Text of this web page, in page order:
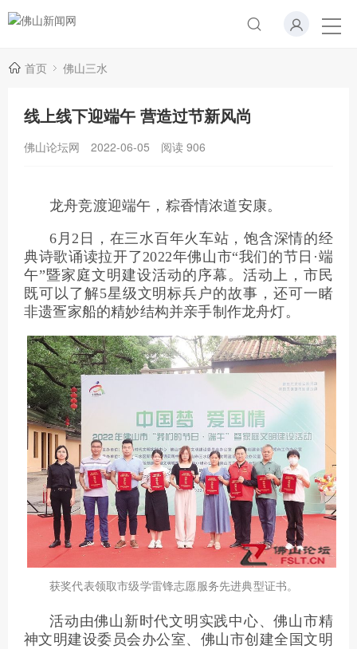
首页 佛山三水
线上线下迎端午 营造过节新风尚
佛山论坛网 2022-06-05 阅读 906
龙舟竞渡迎端午，粽香情浓道安康。
6月2日，在三水百年火车站，饱含深情的经
典诗歌诵读拉开了2022年佛山市“我们的节日·端
午”暨家庭文明建设活动的序幕。活动上，市民
既可以了解5星级文明标兵户的故事，还可一睹
非遗疍家船的精妙结构并亲手制作龙舟灯。
获奖代表领取市级学雷锋志愿服务先进典型证书。
活动由佛山新时代文明实践中心、佛山市精
神文明建设委员会办公室、佛山市创建全国文明